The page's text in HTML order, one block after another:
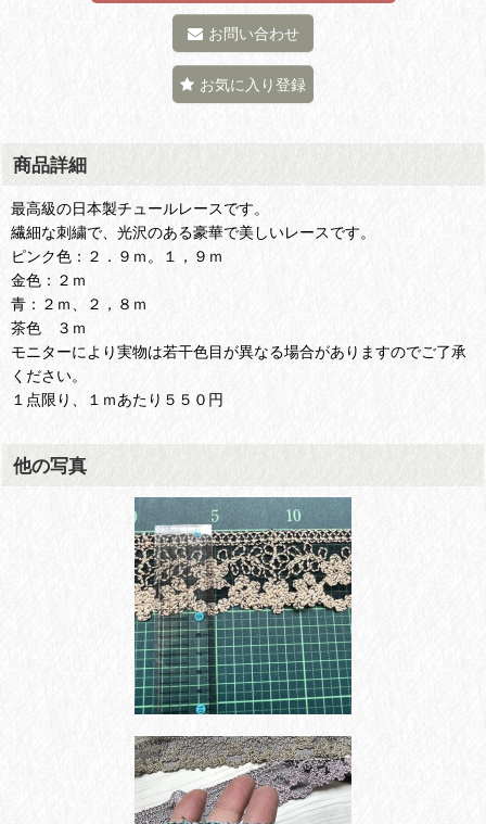
お問い合わせ
お気に入り登録
商品詳細
最高級の日本製チュールレースです。
繊細な刺繍で、光沢のある豪華で美しいレースです。
ピンク色：２．９ｍ。１，９ｍ
金色：２ｍ
青：２ｍ、２，８ｍ
茶色 ３ｍ
モニターにより実物は若干色目が異なる場合がありますのでご了承
ください。
１点限り、１ｍあたり５５０円
他の写真